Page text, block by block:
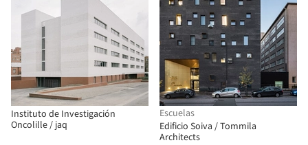
Instituto de Investigación
Oncolille / jaq
Escuelas
Edificio Soiva / Tommila
Architects